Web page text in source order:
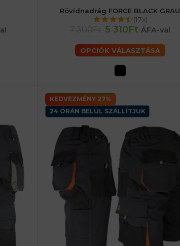
46 (S) férfiaké 48 (M) férfiaké
52 (L) férfiaké
60 (2XL) férfiaké
Rövidnadrág FORCE BLACK GRAU
(17x)
5 310Ft ÁFA-val
OPCIÓK VÁLASZTÁSA
KEDVEZMÉNY 27%
24 ÓRÁN BELÜL SZÁLLÍTJUK